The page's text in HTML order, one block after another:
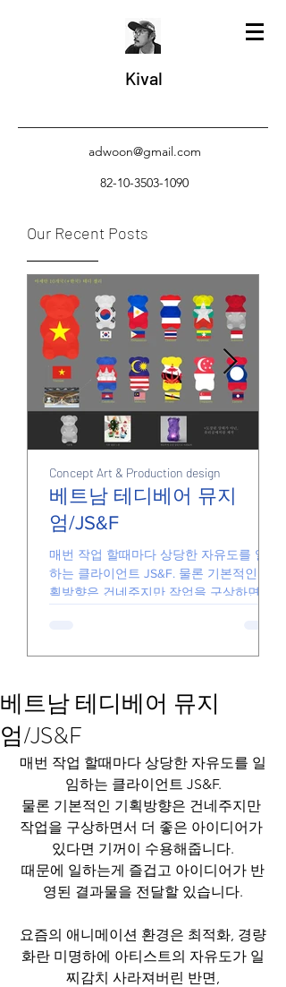
Kival
adwoon@gmail.com
82-10-3503-1090
Our Recent Posts
베트남 테디베어 뮤지
엄/JS&F
매번 작업 할때마다 상당한 자유도를 일임
하는 클라이언트 JS&F. 물론 기본적인 기
획방향은 건네주지만 작업을 구상하면서
Concept Art & Production design
베트남 테디베어 뮤지
엄/JS&F
매번 작업 할때마다 상당한 자유도를 일
임하는 클라이언트 JS&F.
물론 기본적인 기획방향은 건네주지만
작업을 구상하면서 더 좋은 아이디어가
있다면 기꺼이 수용해줍니다.
때문에 일하는게 즐겁고 아이디어가 반
영된 결과물을 전달할 있습니다.
요즘의 애니메이션 환경은 최적화, 경량
화란 미명하에 아티스트의 자유도가 일
찌감치 사라져버린 반면,